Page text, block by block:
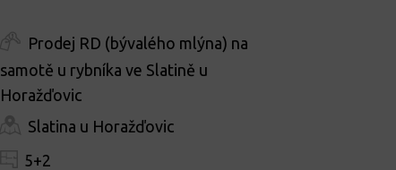
Prodej RD (bývalého mlýna) na
samotě u rybníka ve Slatině u
Horažďovic
Slatina u Horažďovic
5+2